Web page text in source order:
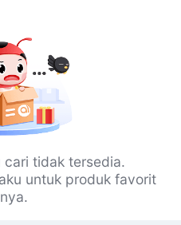
cari tidak tersedia.
untuk produk favorit